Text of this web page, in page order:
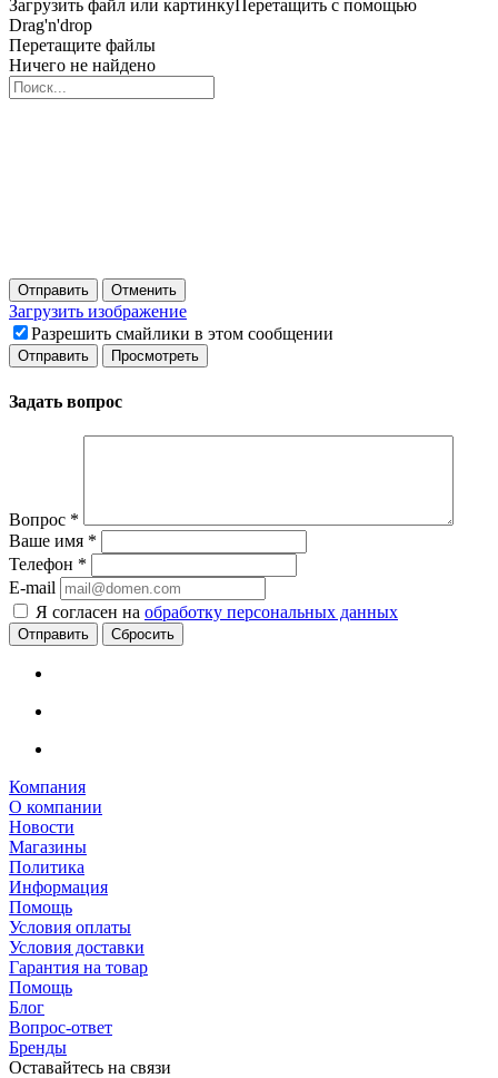
Загрузить файл или картинку Перетащить с помощью
Drag'n'drop
Перетащите файлы
Ничего не найдено
Отправить Отменить
Загрузить изображение
Разрешить смайлики в этом сообщении
Задать вопрос
Вопрос *
Ваше имя *
Телефон *
E-mail
Я согласен на обработку персональных данных
Сбросить
Компания
О компании
Новости
Магазины
Политика
Информация
Помощь
Условия оплаты
Условия доставки
Гарантия на товар
Помощь
Блог
Вопрос-ответ
Бренды
Оставайтесь на связи